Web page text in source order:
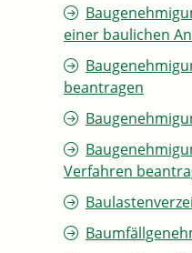
einer baulichen
beantragen
Verfahren